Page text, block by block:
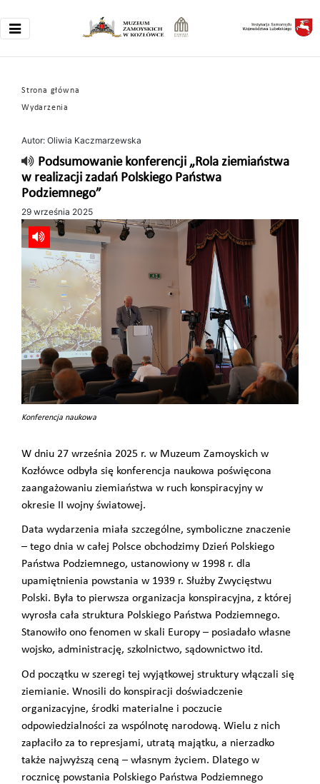
Strona główna
Wydarzenia
Autor: Oliwia Kaczmarzewska
Podsumowanie konferencji „Rola ziemiaństwa
w realizacji zadań Polskiego Państwa
Podziemnego”
29 września 2025
Konferencja naukowa
W dniu 27 września 2025 r. w Muzeum Zamoyskich w
Kozłówce odbyła się konferencja naukowa poświęcona
zaangażowaniu ziemiaństwa w ruch konspiracyjny w
okresie II wojny światowej.
Data wydarzenia miała szczególne, symboliczne znaczenie
– tego dnia w całej Polsce obchodzimy Dzień Polskiego
Państwa Podziemnego, ustanowiony w 1998 r. dla
upamiętnienia powstania w 1939 r. Służby Zwycięstwu
Polski. Była to pierwsza organizacja konspiracyjna, z której
wyrosła cała struktura Polskiego Państwa Podziemnego.
Stanowiło ono fenomen w skali Europy – posiadało własne
wojsko, administrację, szkolnictwo, sądownictwo itd.
Od początku w szeregi tej wyjątkowej struktury włączali się
ziemianie. Wnosili do konspiracji doświadczenie
organizacyjne, środki materialne i poczucie
odpowiedzialności za wspólnotę narodową. Wielu z nich
zapłaciło za to represjami, utratą majątku, a nierzadko
także najwyższą ceną – własnym życiem. Dlatego w
rocznicę powstania Polskiego Państwa Podziemnego